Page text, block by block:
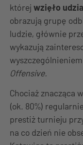
której wzięło
obrazują grupę
ludzie, głównie
wykazują
Offensive.
Chociaż znacząca
(ok. 80%)
prestiż turnieju
na co dzień nie